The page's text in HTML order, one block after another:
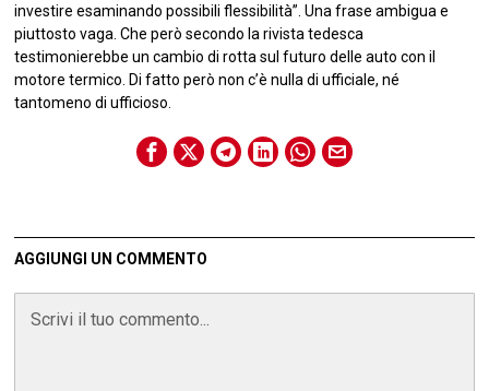
investire esaminando possibili flessibilità”. Una frase ambigua e
piuttosto vaga. Che però secondo la rivista tedesca
testimonierebbe un cambio di rotta sul futuro delle auto con il
motore termico. Di fatto però non c’è nulla di ufficiale, né
tantomeno di ufficioso.
AGGIUNGI UN COMMENTO